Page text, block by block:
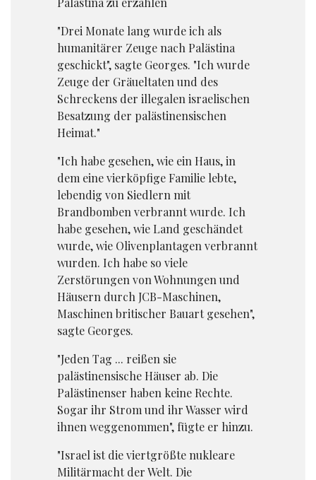
"Drei Monate lang wurde ich als
humanitärer Zeuge nach Palästina
geschickt", sagte Georges. "Ich wurde
Zeuge der Gräueltaten und des
Schreckens der illegalen israelischen
Besatzung der palästinensischen
Heimat."
"Ich habe gesehen, wie ein Haus, in
dem eine vierköpfige Familie lebte,
lebendig von Siedlern mit
Brandbomben verbrannt wurde. Ich
habe gesehen, wie Land geschändet
wurde, wie Olivenplantagen verbrannt
wurden. Ich habe so viele
Zerstörungen von Wohnungen und
Häusern durch JCB-Maschinen,
Maschinen britischer Bauart gesehen",
sagte Georges.
"Jeden Tag ... reißen sie
palästinensische Häuser ab. Die
Palästinenser haben keine Rechte.
Sogar ihr Strom und ihr Wasser wird
ihnen weggenommen", fügte er hinzu.
"Israel ist die viertgrößte nukleare
Militärmacht der Welt. Die